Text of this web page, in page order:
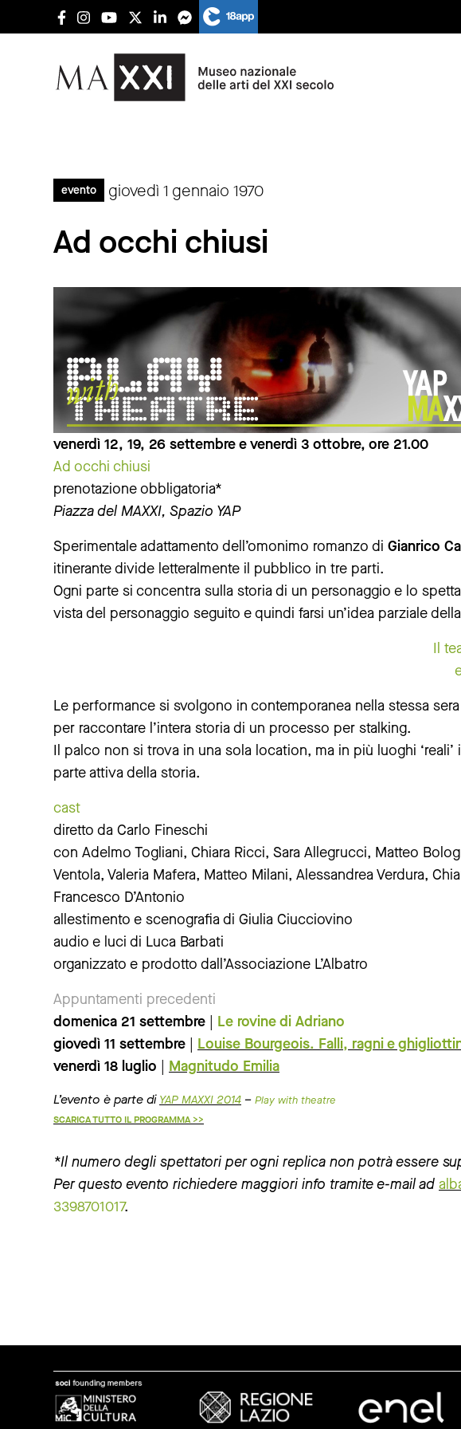
evento giovedì 1 gennaio 1970
Ad occhi chiusi
venerdì 12, 19, 26 settembre e venerdì 3 ottobre, ore 21.00
Ad occhi chiusi
prenotazione obbligatoria*
Piazza del MAXXI, Spazio YAP
Sperimentale adattamento dell’omonimo romanzo di Gianrico
itinerante divide letteralmente il pubblico in tre parti.
Ogni parte si concentra sulla storia di un personaggio e lo
vista del personaggio seguito e quindi farsi un’idea parziale
Il
Le performance si svolgono in contemporanea nella stessa
per raccontare l’intera storia di un processo per stalking.
Il palco non si trova in una sola location, ma in più luoghi
parte attiva della storia.
cast
diretto da Carlo Fineschi
con Adelmo Togliani, Chiara Ricci, Sara Allegrucci, Matteo
Ventola, Valeria Mafera, Matteo Milani, Alessandrea Verdura,
Francesco D’Antonio
allestimento e scenografia di Giulia Ciucciovino
audio e luci di Luca Barbati
organizzato e prodotto dall’Associazione L’Albatro
Appuntamenti precedenti
domenica 21 settembre | Le rovine di Adriano
giovedì 11 settembre | Louise Bourgeois. Falli, ragni e
venerdì 18 luglio | Magnitudo Emilia
L’evento è parte di YAP MAXXI 2014 – Play with theatre
SCARICA TUTTO IL PROGRAMMA>>
*Il numero degli spettatori per ogni replica non potrà essere
Per questo evento richiedere maggiori info tramite e-mail ad
3398701017.